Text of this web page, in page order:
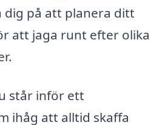
dig på att planera ditt
att jaga runt efter olika
står inför ett
ihåg att alltid skaffa